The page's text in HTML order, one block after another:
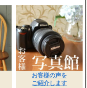
お客様の声を
ご紹介します